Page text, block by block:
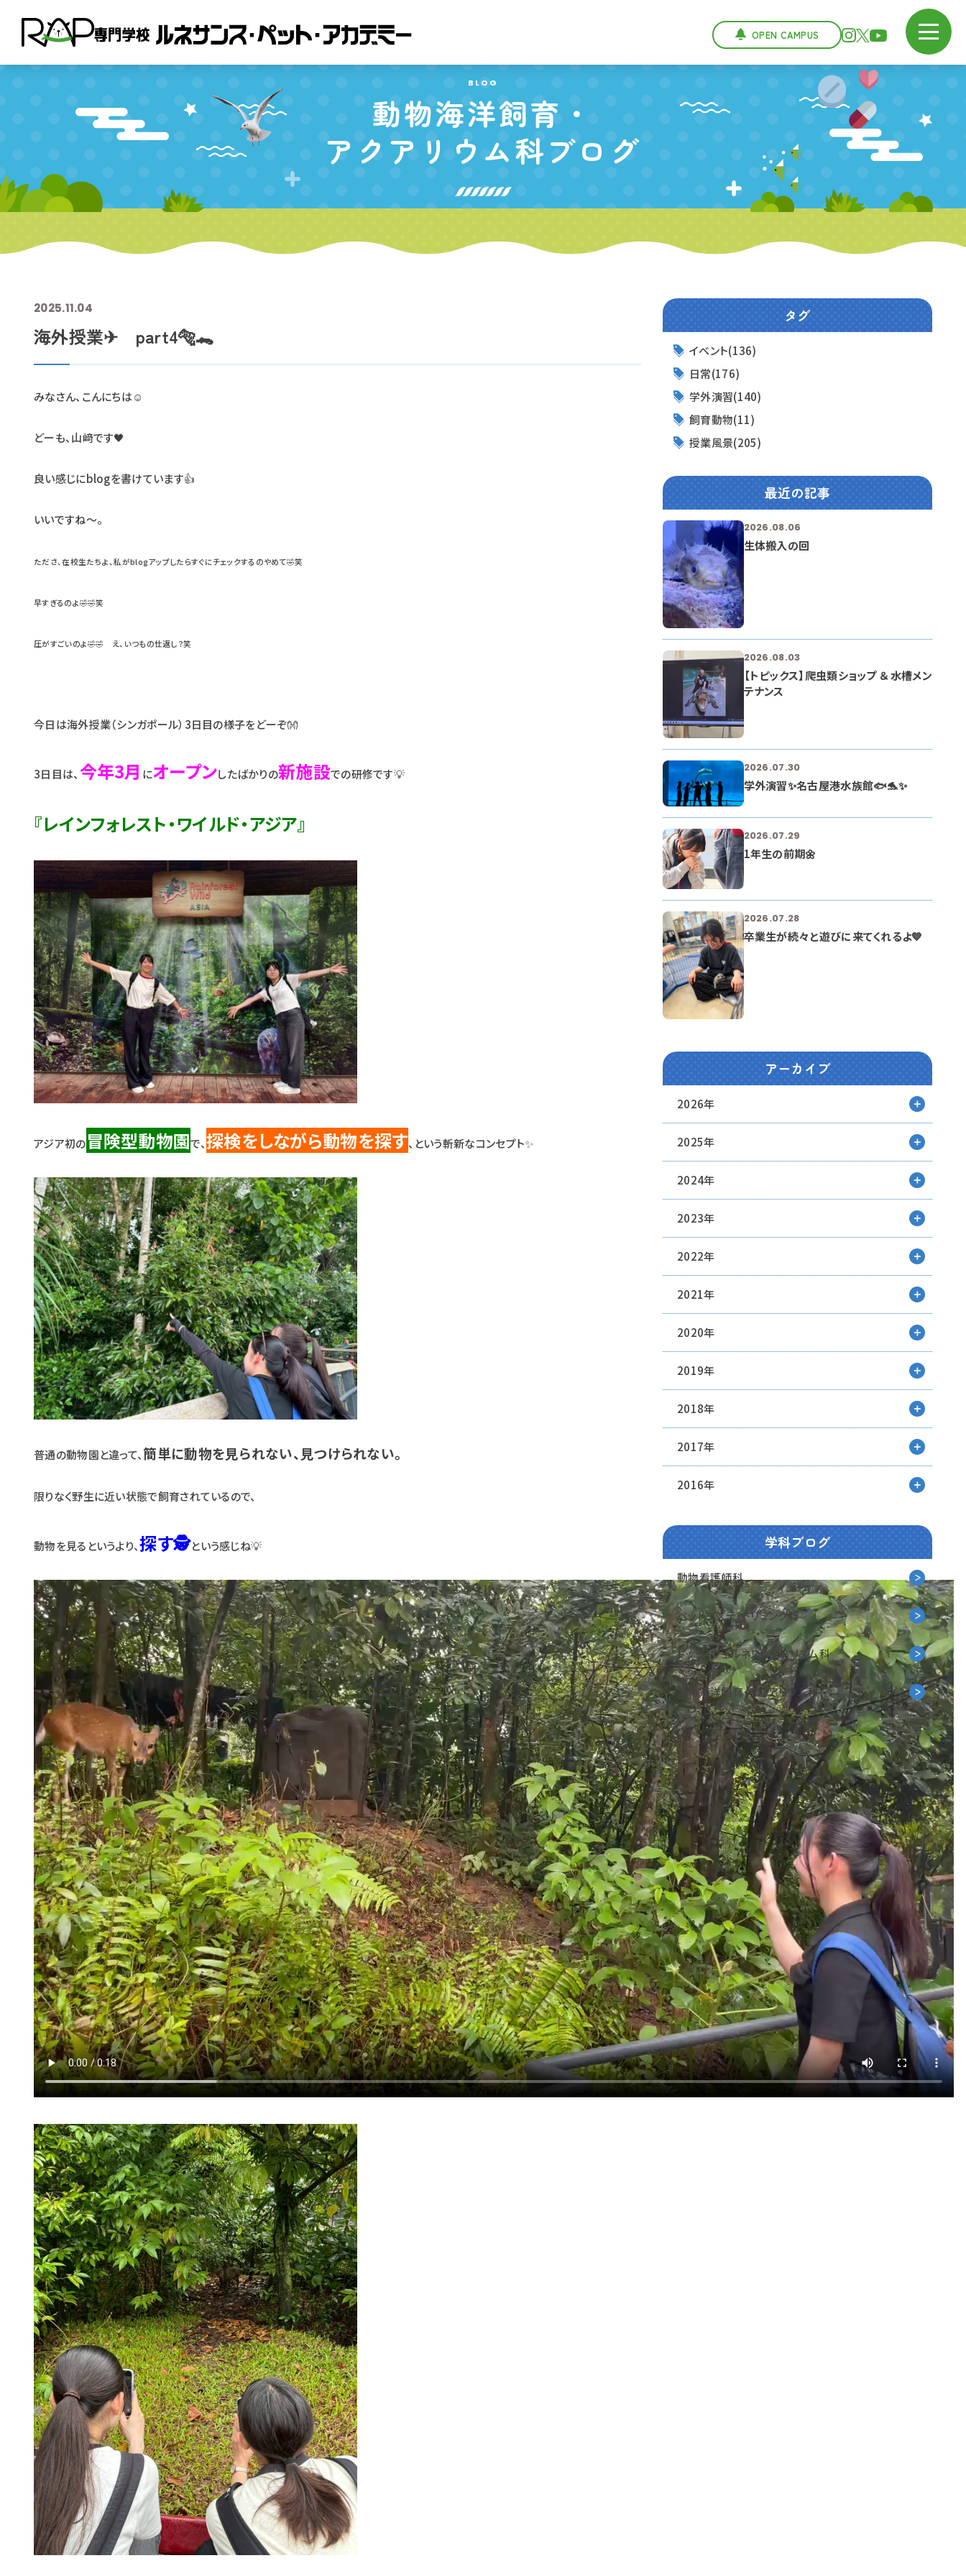
OPEN CAMPUS
BLOG
動物海洋飼育・
アクアリウム科ブログ
2025.11.04
海外授業✈ part4🐅🐊
みなさん、こんにちは☺
どーも、山﨑です🖤
良い感じにblogを書けています👍
いいですね～。
たださ、在校生たちよ、私がblogアップしたらすぐにチェックするのやめて🤣笑
早すぎるのよ🤣🤣笑
圧がすごいのよ🤣🤣 え、いつもの仕返し？笑
今日は海外授業（シンガポール）3日目の様子をどーぞ👐
3日目は、今年3月 にオープンしたばかりの新施設での研修です💡
『レインフォレスト・ワイルド・アジア』
アジア初の冒険型動物園で、探検をしながら動物を探す、という斬新なコンセプト✨
普通の動物園と違って、簡単に動物を見られない、見つけられない。
限りなく野生に近い状態で飼育されているので、
動物を見るというより、探す🕵という感じね💡
タグ
イベント(136)
日常(176)
学外演習(140)
飼育動物(11)
授業風景(205)
最近の記事
2026.08.06
生体搬入の回
2026.08.03
【トピックス】爬虫類ショップ ＆ 水槽メン
テナンス
2026.07.30
学外演習✨名古屋港水族館🐟🐬✨
2026.07.29
1年生の前期🌼
2026.07.28
卒業生が続々と遊びに来てくれるよ💙
アーカイブ
2026年
2025年
2024年
2023年
2022年
2021年
2020年
2019年
2018年
2017年
2016年
学科ブログ
動物看護師科
ペットエステ・トリミング科
ドッグ・ウェルネス&ツーリズム科
動物海洋飼育・アクアリウム科